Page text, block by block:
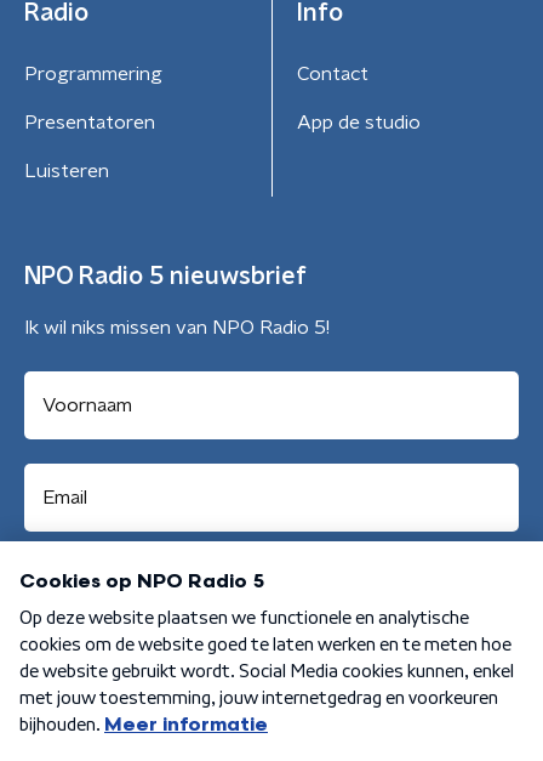
Radio
Programmering
Presentatoren
Luisteren
Info
Contact
App de studio
NPO Radio 5 nieuwsbrief
Ik wil niks missen van NPO Radio 5!
Aanmelden
Algemene voorwaarden